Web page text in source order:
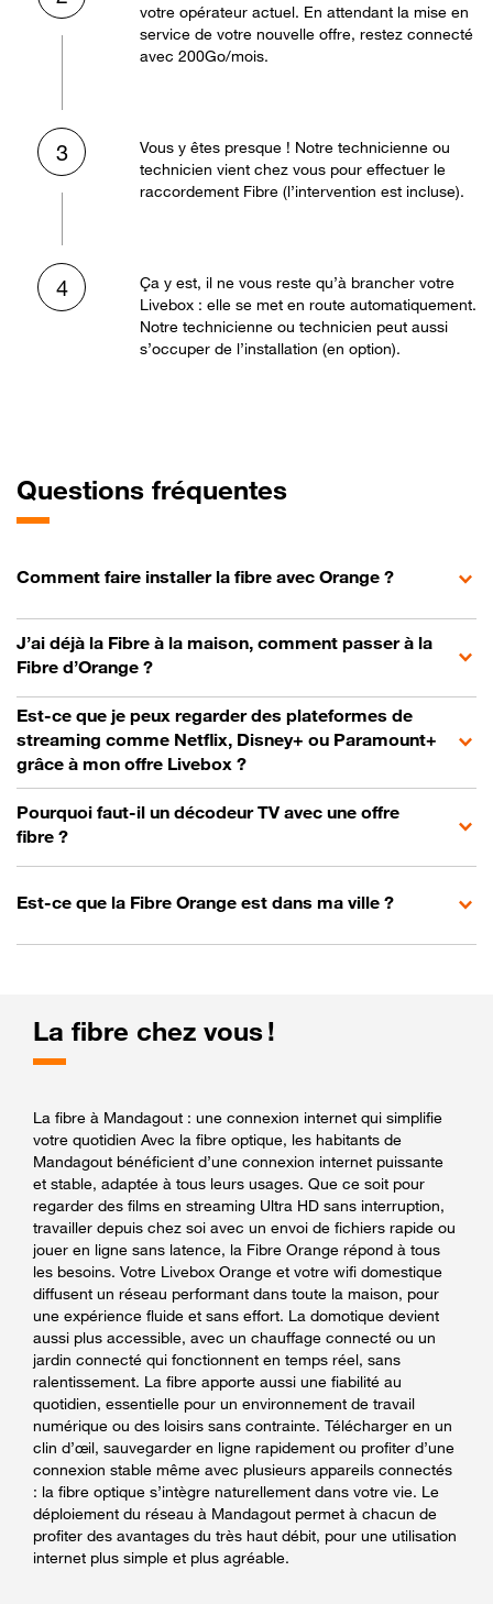
votre opérateur actuel. En attendant la mise en
service de votre nouvelle offre, restez connecté
avec 200Go/mois.
3
Vous y êtes presque ! Notre technicienne ou
technicien vient chez vous pour effectuer le
raccordement Fibre (l’intervention est incluse).
4
Ça y est, il ne vous reste qu’à brancher votre
Livebox : elle se met en route automatiquement.
Notre technicienne ou technicien peut aussi
s’occuper de l’installation (en option).
Questions fréquentes
Comment faire installer la fibre avec Orange ?
J’ai déjà la Fibre à la maison, comment passer à la
Fibre d’Orange ?
Est-ce que je peux regarder des plateformes de
streaming comme Netflix, Disney+ ou Paramount+
grâce à mon offre Livebox ?
Pourquoi faut-il un décodeur TV avec une offre
fibre ?
Est-ce que la Fibre Orange est dans ma ville ?
La fibre chez vous !
La fibre à Mandagout : une connexion internet qui simplifie
votre quotidien Avec la fibre optique, les habitants de
Mandagout bénéficient d’une connexion internet puissante
et stable, adaptée à tous leurs usages. Que ce soit pour
regarder des films en streaming Ultra HD sans interruption,
travailler depuis chez soi avec un envoi de fichiers rapide ou
jouer en ligne sans latence, la Fibre Orange répond à tous
les besoins. Votre Livebox Orange et votre wifi domestique
diffusent un réseau performant dans toute la maison, pour
une expérience fluide et sans effort. La domotique devient
aussi plus accessible, avec un chauffage connecté ou un
jardin connecté qui fonctionnent en temps réel, sans
ralentissement. La fibre apporte aussi une fiabilité au
quotidien, essentielle pour un environnement de travail
numérique ou des loisirs sans contrainte. Télécharger en un
clin d’œil, sauvegarder en ligne rapidement ou profiter d’une
connexion stable même avec plusieurs appareils connectés
: la fibre optique s’intègre naturellement dans votre vie. Le
déploiement du réseau à Mandagout permet à chacun de
profiter des avantages du très haut débit, pour une utilisation
internet plus simple et plus agréable.